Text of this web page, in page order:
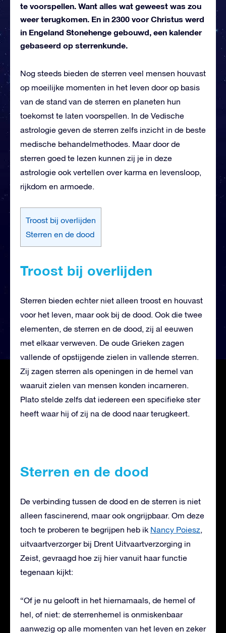
te voorspellen. Want alles wat geweest was zou
weer terugkomen. En in 2300 voor Christus werd
in Engeland Stonehenge gebouwd, een kalender
gebaseerd op sterrenkunde.
Nog steeds bieden de sterren veel mensen houvast
op moeilijke momenten in het leven door op basis
van de stand van de sterren en planeten hun
toekomst te laten voorspellen. In de Vedische
astrologie geven de sterren zelfs inzicht in de beste
medische behandelmethodes. Maar door de
sterren goed te lezen kunnen zij je in deze
astrologie ook vertellen over karma en levensloop,
rijkdom en armoede.
Troost bij overlijden
Sterren en de dood
Troost bij overlijden
Sterren bieden echter niet alleen troost en houvast
voor het leven, maar ook bij de dood. Ook die twee
elementen, de sterren en de dood, zij al eeuwen
met elkaar verweven. De oude Grieken zagen
vallende of opstijgende zielen in vallende sterren.
Zij zagen sterren als openingen in de hemel van
waaruit zielen van mensen konden incarneren.
Plato stelde zelfs dat iedereen een specifieke ster
heeft waar hij of zij na de dood naar terugkeert.
Sterren en de dood
De verbinding tussen de dood en de sterren is niet
alleen fascinerend, maar ook ongrijpbaar. Om deze
toch te proberen te begrijpen heb ik Nancy Poiesz,
uitvaartverzorger bij Drent Uitvaartverzorging in
Zeist, gevraagd hoe zij hier vanuit haar functie
tegenaan kijkt:
“Of je nu gelooft in het hiernamaals, de hemel of
hel, of niet: de sterrenhemel is onmiskenbaar
aanwezig op alle momenten van het leven en zeker